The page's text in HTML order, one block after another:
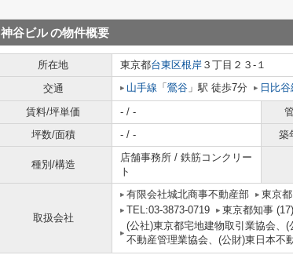
神谷ビルの物件概要
所在地 東京都台東区根岸 ３丁目２３-１
交通
山手線 「 鶯谷 」駅 徒歩7分 日比谷
賃料/坪単価 - / -
坪数/面積
- / - 築
種別/構造
店舗事務所 / 鉄筋コンクリー
ト
取扱会社
有限会社城北商事不動産部
東京
TEL:03-3873-0719
東京都知事
(公社)東京都宅地建物取引業協会、
不動産管理業協会、(公財)東日本不